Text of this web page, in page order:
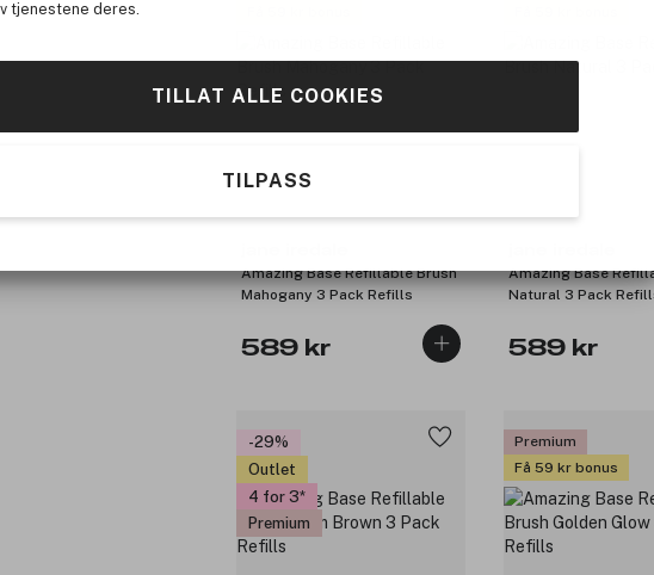
tjenestene deres.
TILLAT ALLE COOKIES
TILPASS
Amazing Base Refillable Brush
Mahogany 3 Pack Refills
589 kr
Amazing Base
Natural 3 Pack
589 kr
-29%
Outlet
4 for 3
Premium
Premium
Få 59 kr bonus